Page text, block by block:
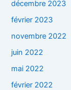
décembre 2023
février 2023
novembre 2022
juin 2022
mai 2022
février 2022